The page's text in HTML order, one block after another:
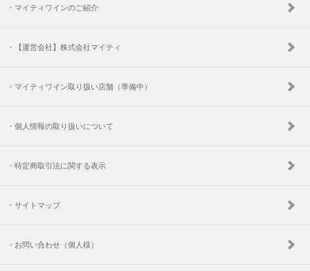
・マイティワインのご紹介
・【運営会社】株式会社マイティ
・マイティワイン取り扱い店舗（準備中）
・個人情報の取り扱いについて
・特定商取引法に関する表示
・サイトマップ
・お問い合わせ（個人様）